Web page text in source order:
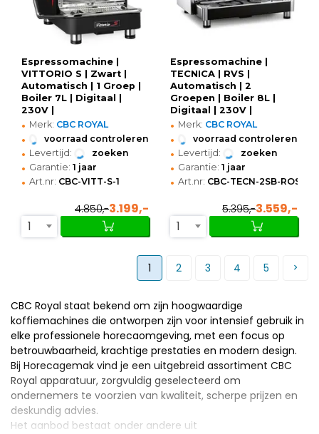
Espressomachine |
VITTORIO S | Zwart |
Automatisch | 1 Groep |
Boiler 7L | Digitaal |
230V |
449x607x521(h)mm
• Merk: CBC ROYAL
• voorraad controleren
• Levertijd: zoeken
• Garantie: 1 jaar
• Art.nr: CBC-VITT-S-1
4.850,-3.199,-
1
Espressomachine |
TECNICA | RVS |
Automatisch | 2
Groepen | Boiler 8L |
Digitaal | 230V |
674x572x531(h)mm
• Merk: CBC ROYAL
• voorraad controleren
• Levertijd: zoeken
• Garantie: 1 jaar
• Art.nr: CBC-TECN-2SB-ROSSA
5.395,-3.559,-
1
1 2 3 4 5
CBC Royal staat bekend om zijn hoogwaardige
koffiemachines die ontworpen zijn voor intensief gebruik in
elke professionele horecaomgeving, met een focus op
betrouwbaarheid, krachtige prestaties en modern design.
Bij Horecagemak vind je een uitgebreid assortiment CBC
Royal apparatuur, zorgvuldig geselecteerd om
ondernemers te voorzien van kwaliteit, scherpe prijzen en
deskundig advies.
Het aanbod bestaat onder andere uit